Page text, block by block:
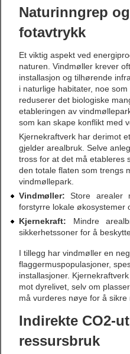
Naturinngrep
fotavtrykk
Et viktig aspekt ved
naturen. Vindmøller krever
installasjon og tilhørende
i naturlige habitater, noe
reduserer det biologiske
etableringen av
som kan skape konflikt med
Kjernekraftverk har derimot
gjelder arealbruk. Selve
tross for at det må etableres
den totale flaten som trengs
vindmøllepark.
Vindmøller: Store arealer
forstyrre lokale økosystemer
Kjernekraft: Mindre
sikkerhetssoner for å
I tillegg har vindmøller en
flaggermuspopulasjoner,
installasjoner.
mot dyrelivet, selv om
må vurderes nøye for å sikre
Indirekte CO2-
ressursbruk